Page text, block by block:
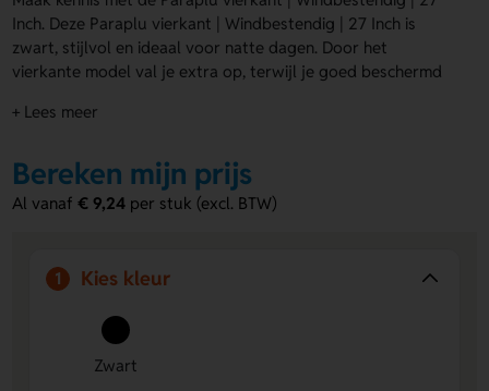
Inch. Deze Paraplu vierkant | Windbestendig | 27 Inch is
zwart, stijlvol en ideaal voor natte dagen. Door het
vierkante model val je extra op, terwijl je goed beschermd
bedrukken met een logo, naam of eigen ontwerp. Je kunt
Band. Handig als relatiegeschenk of promotiemiddel. Bestel
of vraag een prijs op.
Windbestendig | 27 Inch
Windbestendig ontwerp
flinke windvlaag.
Veel drukposities
ontwerp plaatsen op Segment 1, Segment 2, Segment 3,
+ Lees meer
Bereken mijn prijs
Al vanaf€ 9,24 per stuk (excl. BTW)
1 Kies kleur
Zwart